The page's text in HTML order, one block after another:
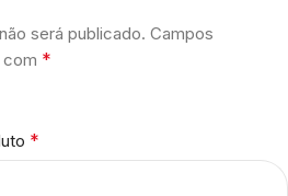
será publicado. Campos
*
*